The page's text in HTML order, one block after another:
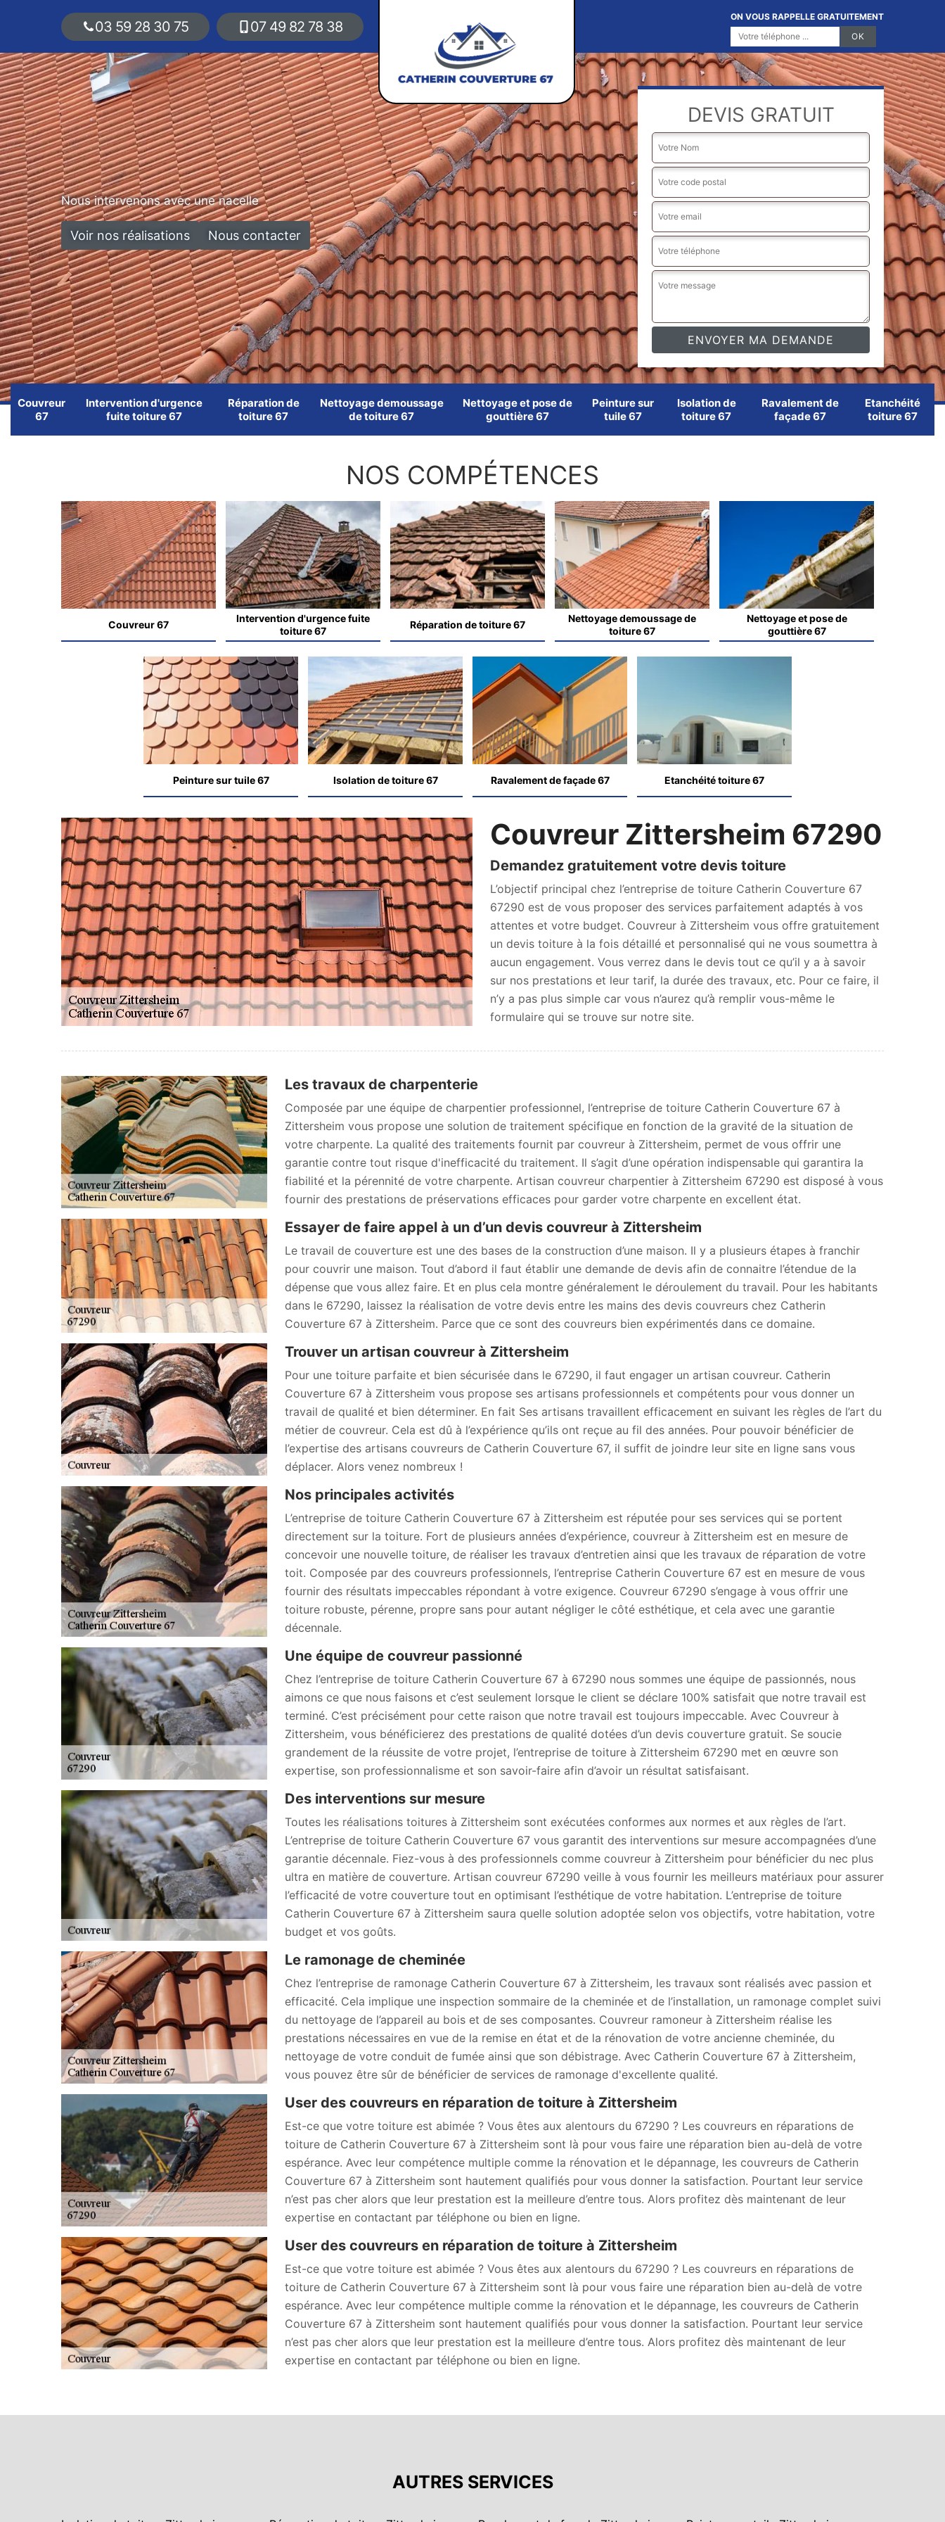
03 59 28 30 75 07 49 82 78 38
ON VOUS RAPPELLE GRATUITEMENT
Nous intervenons avec une nacelle
Voir nos réalisations Nous contacter
DEVIS GRATUIT
Couvreur
67
Intervention d'urgence
fuite toiture 67
Réparation de
toiture 67
Nettoyage demoussage
de toiture 67
Nettoyage et pose de
gouttière 67
Peinture sur
tuile 67
Isolation de
toiture 67
Ravalement de
façade 67
Etanchéité
toiture 67
NOS COMPÉTENCES
Couvreur 67
Intervention d'urgence fuite
toiture 67
Réparation de toiture 67
Nettoyage demoussage de
toiture 67
Nettoyage et pose de
gouttière 67
Peinture sur tuile 67 Isolation de toiture 67 Ravalement de façade 67 Etanchéité toiture 67
Couvreur Zittersheim 67290
Demandez gratuitement votre devis toiture
L’objectif principal chez l’entreprise de toiture Catherin Couverture 67
67290 est de vous proposer des services parfaitement adaptés à vos
attentes et votre budget. Couvreur à Zittersheim vous offre gratuitement
un devis toiture à la fois détaillé et personnalisé qui ne vous soumettra à
aucun engagement. Vous verrez dans le devis tout ce qu’il y a à savoir
sur nos prestations et leur tarif, la durée des travaux, etc. Pour ce faire, il
n’y a pas plus simple car vous n’aurez qu’à remplir vous-même le
formulaire qui se trouve sur notre site.
Les travaux de charpenterie
Composée par une équipe de charpentier professionnel, l’entreprise de toiture Catherin Couverture 67 à
Zittersheim vous propose une solution de traitement spécifique en fonction de la gravité de la situation de
votre charpente. La qualité des traitements fournit par couvreur à Zittersheim, permet de vous offrir une
garantie contre tout risque d'inefficacité du traitement. Il s’agit d’une opération indispensable qui garantira la
fiabilité et la pérennité de votre charpente. Artisan couvreur charpentier à Zittersheim 67290 est disposé à vous
fournir des prestations de préservations efficaces pour garder votre charpente en excellent état.
Essayer de faire appel à un d’un devis couvreur à Zittersheim
Le travail de couverture est une des bases de la construction d’une maison. Il y a plusieurs étapes à franchir
pour couvrir une maison. Tout d’abord il faut établir une demande de devis afin de connaitre l’étendue de la
dépense que vous allez faire. Et en plus cela montre généralement le déroulement du travail. Pour les habitants
dans le 67290, laissez la réalisation de votre devis entre les mains des devis couvreurs chez Catherin
Couverture 67 à Zittersheim. Parce que ce sont des couvreurs bien expérimentés dans ce domaine.
Trouver un artisan couvreur à Zittersheim
Pour une toiture parfaite et bien sécurisée dans le 67290, il faut engager un artisan couvreur. Catherin
Couverture 67 à Zittersheim vous propose ses artisans professionnels et compétents pour vous donner un
travail de qualité et bien déterminer. En fait Ses artisans travaillent efficacement en suivant les règles de l’art du
métier de couvreur. Cela est dû à l’expérience qu’ils ont reçue au fil des années. Pour pouvoir bénéficier de
l’expertise des artisans couvreurs de Catherin Couverture 67, il suffit de joindre leur site en ligne sans vous
déplacer. Alors venez nombreux !
Nos principales activités
L’entreprise de toiture Catherin Couverture 67 à Zittersheim est réputée pour ses services qui se portent
directement sur la toiture. Fort de plusieurs années d’expérience, couvreur à Zittersheim est en mesure de
concevoir une nouvelle toiture, de réaliser les travaux d’entretien ainsi que les travaux de réparation de votre
toit. Composée par des couvreurs professionnels, l’entreprise Catherin Couverture 67 est en mesure de vous
fournir des résultats impeccables répondant à votre exigence. Couvreur 67290 s’engage à vous offrir une
toiture robuste, pérenne, propre sans pour autant négliger le côté esthétique, et cela avec une garantie
décennale.
Une équipe de couvreur passionné
Chez l’entreprise de toiture Catherin Couverture 67 à 67290 nous sommes une équipe de passionnés, nous
aimons ce que nous faisons et c’est seulement lorsque le client se déclare 100% satisfait que notre travail est
terminé. C’est précisément pour cette raison que notre travail est toujours impeccable. Avec Couvreur à
Zittersheim, vous bénéficierez des prestations de qualité dotées d’un devis couverture gratuit. Se soucie
grandement de la réussite de votre projet, l’entreprise de toiture à Zittersheim 67290 met en œuvre son
expertise, son professionnalisme et son savoir-faire afin d’avoir un résultat satisfaisant.
Des interventions sur mesure
Toutes les réalisations toitures à Zittersheim sont exécutées conformes aux normes et aux règles de l’art.
L’entreprise de toiture Catherin Couverture 67 vous garantit des interventions sur mesure accompagnées d’une
garantie décennale. Fiez-vous à des professionnels comme couvreur à Zittersheim pour bénéficier du nec plus
ultra en matière de couverture. Artisan couvreur 67290 veille à vous fournir les meilleurs matériaux pour assurer
l’efficacité de votre couverture tout en optimisant l’esthétique de votre habitation. L’entreprise de toiture
Catherin Couverture 67 à Zittersheim saura quelle solution adoptée selon vos objectifs, votre habitation, votre
budget et vos goûts.
Le ramonage de cheminée
Chez l’entreprise de ramonage Catherin Couverture 67 à Zittersheim, les travaux sont réalisés avec passion et
efficacité. Cela implique une inspection sommaire de la cheminée et de l’installation, un ramonage complet suivi
du nettoyage de l’appareil au bois et de ses composantes. Couvreur ramoneur à Zittersheim réalise les
prestations nécessaires en vue de la remise en état et de la rénovation de votre ancienne cheminée, du
nettoyage de votre conduit de fumée ainsi que son débistrage. Avec Catherin Couverture 67 à Zittersheim,
vous pouvez être sûr de bénéficier de services de ramonage d'excellente qualité.
User des couvreurs en réparation de toiture à Zittersheim
Est-ce que votre toiture est abimée ? Vous êtes aux alentours du 67290 ? Les couvreurs en réparations de
toiture de Catherin Couverture 67 à Zittersheim sont là pour vous faire une réparation bien au-delà de votre
espérance. Avec leur compétence multiple comme la rénovation et le dépannage, les couvreurs de Catherin
Couverture 67 à Zittersheim sont hautement qualifiés pour vous donner la satisfaction. Pourtant leur service
n’est pas cher alors que leur prestation est la meilleure d’entre tous. Alors profitez dès maintenant de leur
expertise en contactant par téléphone ou bien en ligne.
User des couvreurs en réparation de toiture à Zittersheim
Est-ce que votre toiture est abimée ? Vous êtes aux alentours du 67290 ? Les couvreurs en réparations de
toiture de Catherin Couverture 67 à Zittersheim sont là pour vous faire une réparation bien au-delà de votre
espérance. Avec leur compétence multiple comme la rénovation et le dépannage, les couvreurs de Catherin
Couverture 67 à Zittersheim sont hautement qualifiés pour vous donner la satisfaction. Pourtant leur service
n’est pas cher alors que leur prestation est la meilleure d’entre tous. Alors profitez dès maintenant de leur
expertise en contactant par téléphone ou bien en ligne.
AUTRES SERVICES